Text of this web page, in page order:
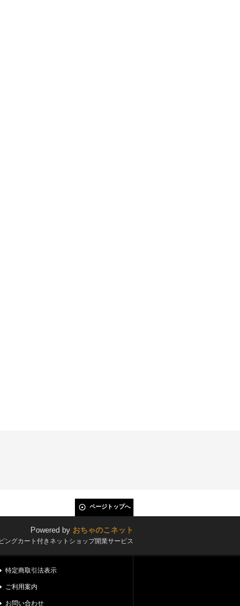
ページトップへ
Powered by おちゃのこネット
ングカート付きネットショップ開業サービス
特定商取引法表示
ご利用案内
お問い合わせ